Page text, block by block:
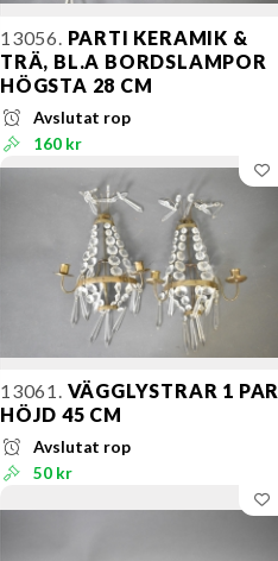
13056. PARTI KERAMIK &
TRÄ, BL.A BORDSLAMPOR
HÖGSTA 28 CM
Avslutat rop
160 kr
13061. VÄGGLYSTRAR 1 PAR
HÖJD 45 CM
Avslutat rop
50 kr